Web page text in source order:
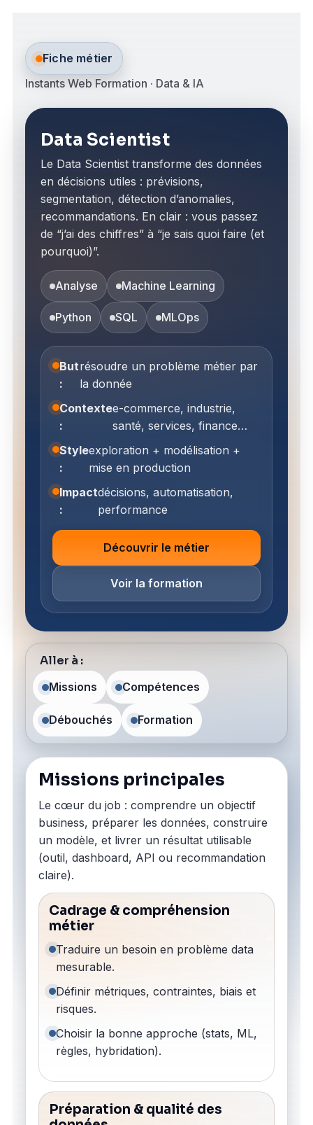
Fiche métier
Instants Web Formation · Data & IA
Data Scientist
Le Data Scientist transforme des données
en décisions utiles : prévisions,
segmentation, détection d’anomalies,
recommandations. En clair : vous passez
de “j’ai des chiffres” à “je sais quoi faire (et
pourquoi)”.
Analyse Machine Learning
Python SQL MLOps
But
:
résoudre un problème métier par
la donnée
Contexte
:
e-commerce, industrie,
santé, services, finance…
Style
:
exploration + modélisation +
mise en production
Impact
:
décisions, automatisation,
performance
Découvrir le métier
Voir la formation
Aller à :
Missions Compétences
Débouchés Formation
Missions principales
Le cœur du job : comprendre un objectif
business, préparer les données, construire
un modèle, et livrer un résultat utilisable
(outil, dashboard, API ou recommandation
claire).
Cadrage & compréhension
métier
Traduire un besoin en problème data
mesurable.
Définir métriques, contraintes, biais et
risques.
Choisir la bonne approche (stats, ML,
règles, hybridation).
Préparation & qualité des